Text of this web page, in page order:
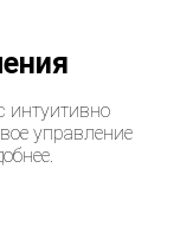
интуитивно
управление